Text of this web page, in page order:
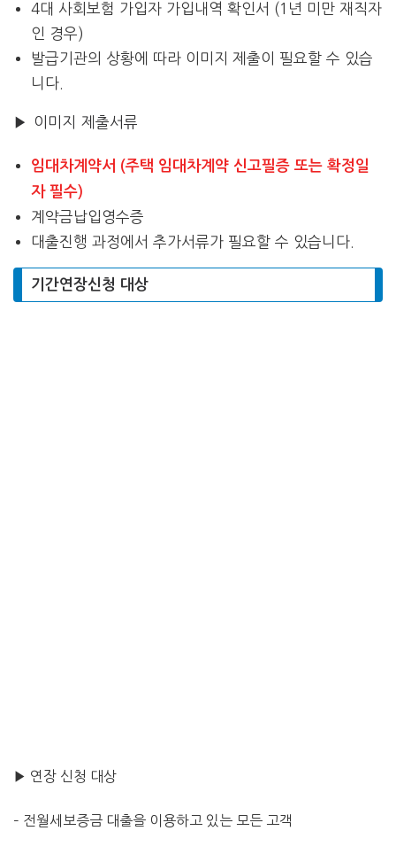
4대 사회보험 가입자 가입내역 확인서 (1년 미만 재직자
인 경우)
발급기관의 상황에 따라 이미지 제출이 필요할 수 있습
니다.
▶ 이미지 제출서류
임대차계약서 (주택 임대차계약 신고필증 또는 확정일
자 필수)
계약금납입영수증
대출진행 과정에서 추가서류가 필요할 수 있습니다.
기간연장신청 대상
▶ 연장 신청 대상
– 전월세보증금 대출을 이용하고 있는 모든 고객